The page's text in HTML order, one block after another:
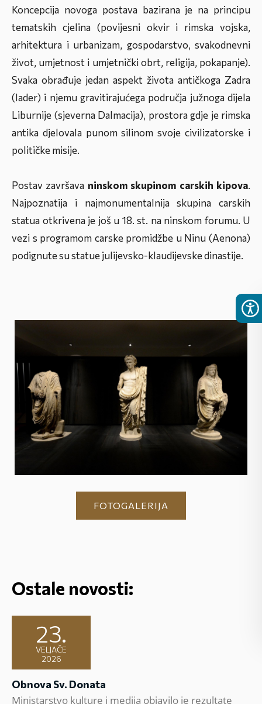
Koncepcija novoga postava bazirana je na principu
tematskih cjelina (povijesni okvir i rimska vojska,
arhitektura i urbanizam, gospodarstvo, svakodnevni
život, umjetnost i umjetnički obrt, religija, pokapanje).
Svaka obrađuje jedan aspekt života antičkoga Zadra
(Iader) i njemu gravitirajućega područja južnoga dijela
Liburnije (sjeverna Dalmacija), prostora gdje je rimska
antika djelovala punom silinom svoje civilizatorske i
političke misije.
Postav završava ninskom skupinom carskih kipova.
Najpoznatija i najmonumentalnija skupina carskih
statua otkrivena je još u 18. st. na ninskom forumu. U
vezi s programom carske promidžbe u Ninu (Aenona)
podignute su statue julijevsko-klaudijevske dinastije.
FOTOGALERIJA
Ostale novosti:
23.
VELJAČE
2026
Obnova Sv. Donata
Ministarstvo kulture i medija objavilo je rezultate